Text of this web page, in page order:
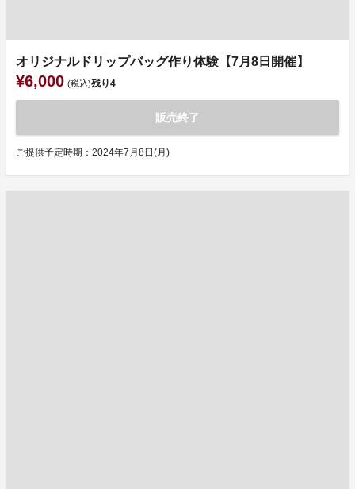
オリジナルドリップバッグ作り体験【7月8日開催】
¥6,000 (税込)残り4
販売終了
ご提供予定時期：2024年7月8日(月)